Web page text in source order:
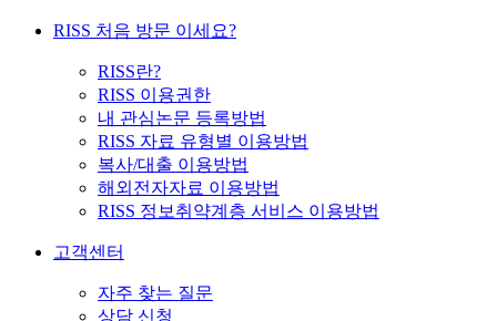
RISS 처음 방문 이세요?
RISS란?
RISS 이용권한
내 관심논문 등록방법
RISS 자료 유형별 이용방법
복사/대출 이용방법
해외전자자료 이용방법
RISS 정보취약계층 서비스 이용방법
고객센터
자주 찾는 질문
상담 신청